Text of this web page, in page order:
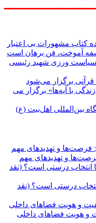
کتاب مشهورات بی اعتبار
آموخت، فن برهان است
ورزی شهید رئیسی
برگزار می‌شود
با آیه‌ها» برگزار می
بین‌المللی اهل‌بیت (ع)
و تهدیدهای مهم
درستی است؟ (نقد
و هویت فضاهای داخلی